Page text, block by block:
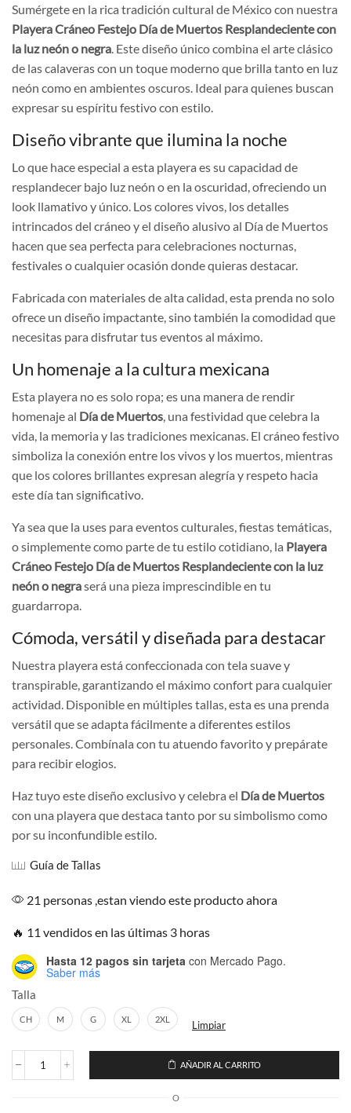
hasta
$199.00
Sumérgete en la rica tradición cultural de México con nuestra
Playera Cráneo Festejo Día de Muertos Resplandeciente con
la luz neón o negra. Este diseño único combina el arte clásico
de las calaveras con un toque moderno que brilla tanto en luz
neón como en ambientes oscuros. Ideal para quienes buscan
expresar su espíritu festivo con estilo.
Diseño vibrante que ilumina la noche
Lo que hace especial a esta playera es su capacidad de
resplandecer bajo luz neón o en la oscuridad, ofreciendo un
look llamativo y único. Los colores vivos, los detalles
intrincados del cráneo y el diseño alusivo al Día de Muertos
hacen que sea perfecta para celebraciones nocturnas,
festivales o cualquier ocasión donde quieras destacar.
Fabricada con materiales de alta calidad, esta prenda no solo
ofrece un diseño impactante, sino también la comodidad que
necesitas para disfrutar tus eventos al máximo.
Un homenaje a la cultura mexicana
Esta playera no es solo ropa; es una manera de rendir
homenaje al Día de Muertos, una festividad que celebra la
vida, la memoria y las tradiciones mexicanas. El cráneo festivo
simboliza la conexión entre los vivos y los muertos, mientras
que los colores brillantes expresan alegría y respeto hacia
este día tan significativo.
Ya sea que la uses para eventos culturales, fiestas temáticas,
o simplemente como parte de tu estilo cotidiano, la Playera
Cráneo Festejo Día de Muertos Resplandeciente con la luz
neón o negraserá una pieza imprescindible en tu
guardarropa.
Cómoda, versátil y diseñada para destacar
Nuestra playera está confeccionada con tela suave y
transpirable, garantizando el máximo confort para cualquier
actividad. Disponible en múltiples tallas, esta es una prenda
versátil que se adapta fácilmente a diferentes estilos
personales. Combínala con tu atuendo favorito y prepárate
para recibir elogios.
Haz tuyo este diseño exclusivo y celebra el Día de Muertos
con una playera que destaca tanto por su simbolismo como
por su inconfundible estilo.
Guía de Tallas
21 personas ,estan viendo este producto ahora
🔥 11 vendidos en las últimas 3 horas
Hasta 12 pagos sin tarjeta con Mercado Pago.
Saber más
Talla
CH M G XL 2XL Limpiar
Playera
AÑADIR AL CARRITO
O